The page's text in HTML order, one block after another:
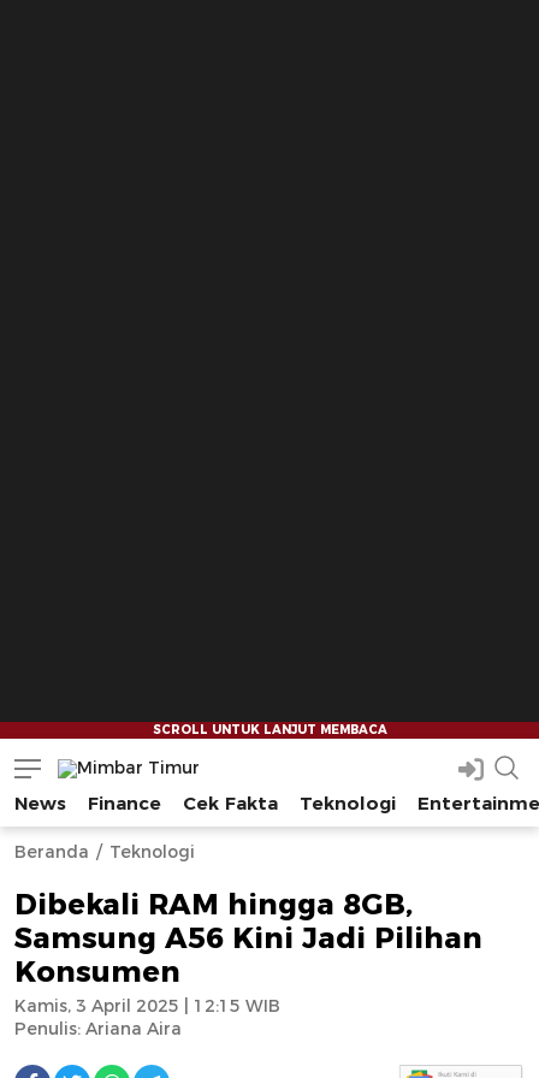
Mimbar Timur
Media Berjaringan Indonesia Timur
News Finance Cek Fakta Teknologi
Beranda Teknologi
Dibekali RAM hingga 8GB,
Samsung A56 Kini Jadi Pilihan
Konsumen
Penulis: Ariana Aira
Kamis, 3 April 2025 | 12:15 WIB
--
--